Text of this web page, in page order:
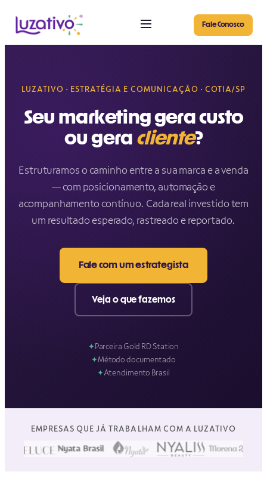
para
Fale Conosco
LUZATIVO · ESTRATÉGIA E COMUNICAÇÃO · COTIA/SP
Seu marketing gera custo
ou gera cliente?
Estruturamos o caminho entre a sua marca e a venda
— com posicionamento, automação e
acompanhamento contínuo. Cada real investido tem
um resultado esperado, rastreado e reportado.
Fale com um estrategista
Veja o que fazemos
✦Parceira Gold RD Station
✦Método documentado
✦Atendimento Brasil
EMPRESAS QUE JÁ TRABALHAM COM A LUZATIVO